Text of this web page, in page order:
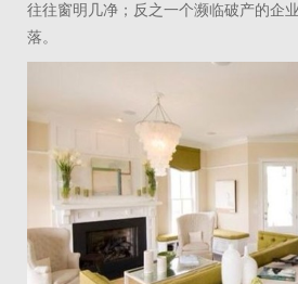
往往窗明几净；反之一个濒临破产的企
落。